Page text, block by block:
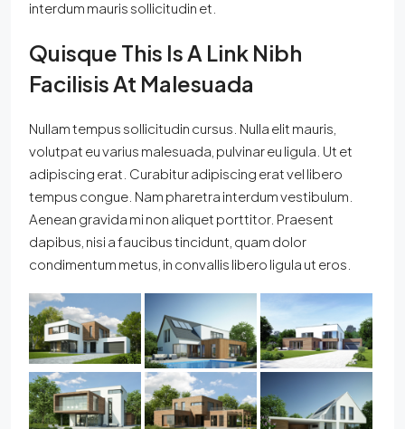
interdum mauris sollicitudin et.
Quisque This Is A Link Nibh
Facilisis At Malesuada
Nullam tempus sollicitudin cursus. Nulla elit mauris,
volutpat eu varius malesuada, pulvinar eu ligula. Ut et
adipiscing erat. Curabitur adipiscing erat vel libero
tempus congue. Nam pharetra interdum vestibulum.
Aenean gravida mi non aliquet porttitor. Praesent
dapibus, nisi a faucibus tincidunt, quam dolor
condimentum metus, in convallis libero ligula ut eros.